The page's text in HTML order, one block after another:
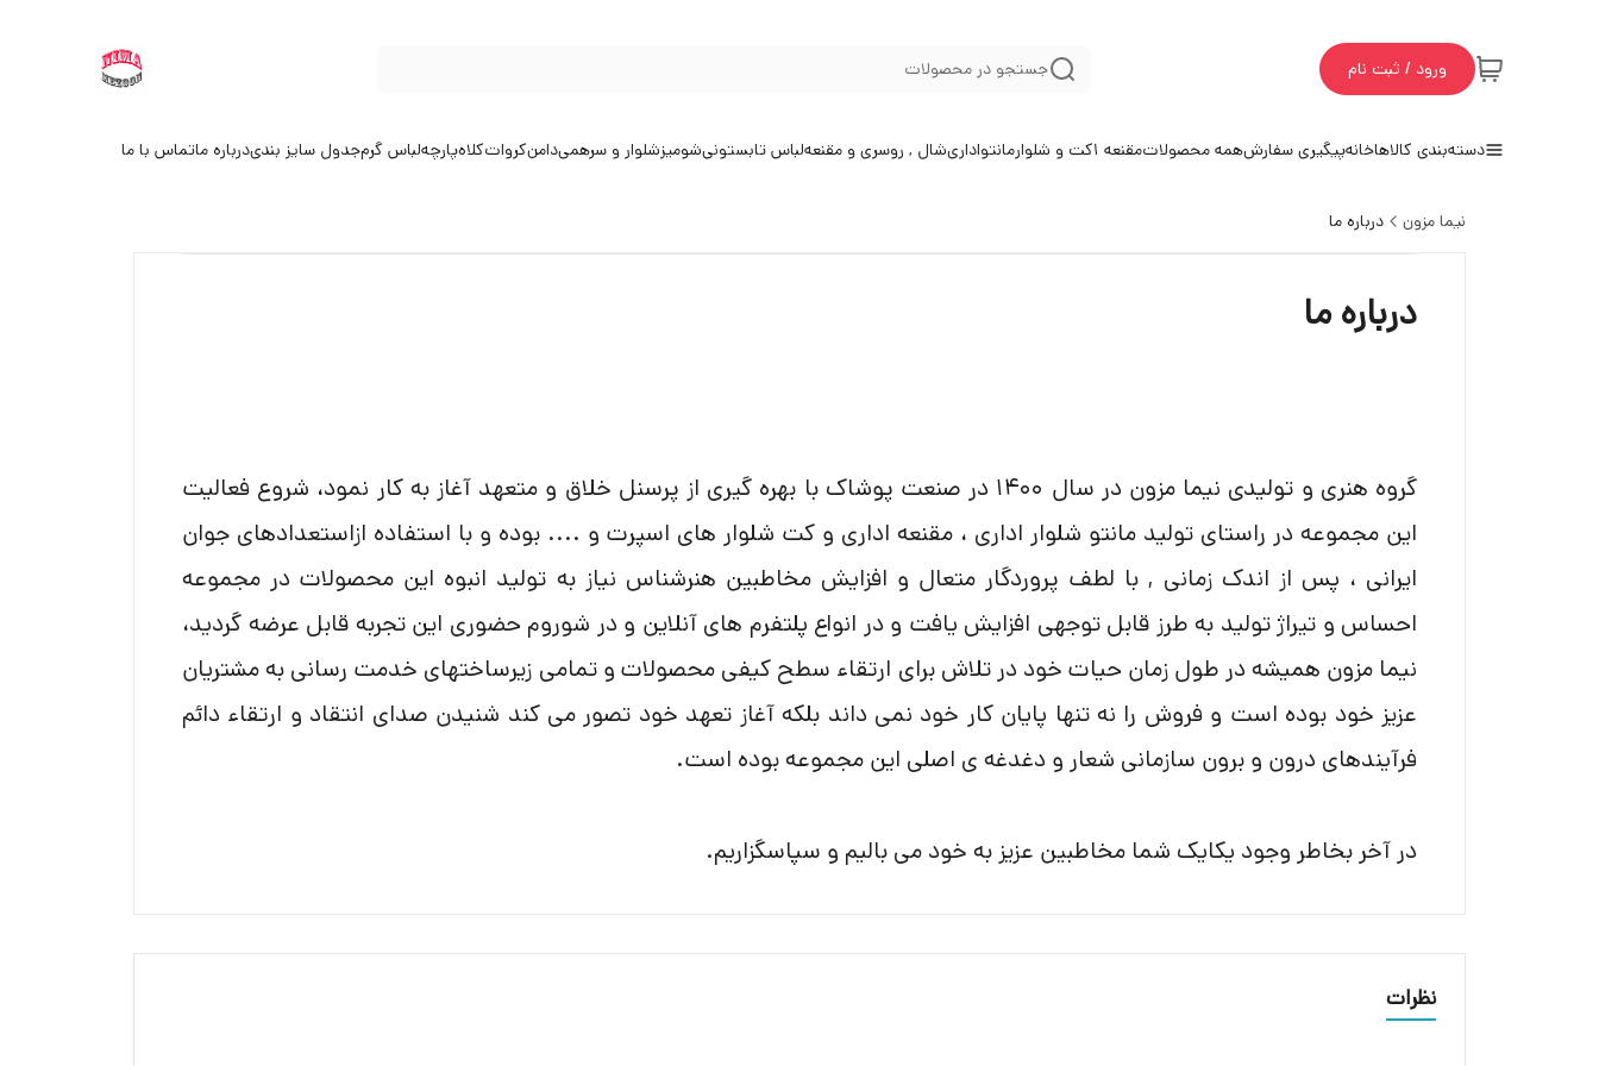
ورود / ثبت نام جستجو در محصولات
دسته‌بندی کالاهاخانهپیگیری سفارشهمه محصولاتمقنعه 1 کت و شلوارمانتواداریشال , روسری و مقنعهلباس تابستونیشومیزشلوار و سرهمیدامنکرواتکلاهپارچهلباس گرمجدول سایز بندیدرباره ماتماس با ما
نیما مزون درباره ما
درباره ما
گروه هنری و تولیدی نیما مزون در سال 1400 در صنعت پوشاک با بهره گیری از پرسنل خلاق و متعهد آغاز به کار نمود، شروع فعالیت
این مجموعه در راستای تولید مانتو شلوار اداری ، مقنعه اداری و کت شلوار های اسپرت و .... بوده و با استفاده ازاستعدادهای جوان
ایرانی ، پس از اندک زمانی , با لطف پروردگار متعال و افزایش مخاطبین هنرشناس نیاز به تولید انبوه این محصولات در مجموعه
احساس و تیراژ تولید به طرز قابل توجهی افزایش یافت و در انواع پلتفرم های آنلاین و در شوروم حضوری این تجربه قابل عرضه گردید،
نیما مزون همیشه در طول زمان حیات خود در تلاش برای ارتقاء سطح کیفی محصولات و تمامی زیرساختهای خدمت رسانی به مشتریان
عزیز خود بوده است و فروش را نه تنها پایان کار خود نمی داند بلکه آغاز تعهد خود تصور می کند شنیدن صدای انتقاد و ارتقاء دائم
فرآیندهای درون و برون سازمانی شعار و دغدغه ی اصلی این مجموعه بوده است.
در آخر بخاطر وجود یکایک شما مخاطبین عزیز به خود می بالیم و سپاسگزاریم.
نظرات